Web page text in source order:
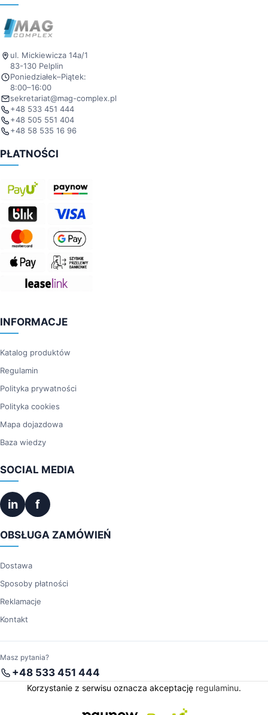
ul. Mickiewicza 14a/1
83-130 Pelplin
Poniedziałek–Piątek:
8:00–16:00
sekretariat@mag-complex.pl
+48 533 451 444
+48 505 551 404
+48 58 535 16 96
PŁATNOŚCI
INFORMACJE
Katalog produktów
Regulamin
Polityka prywatności
Polityka cookies
Mapa dojazdowa
Baza wiedzy
SOCIAL MEDIA
in f
OBSŁUGA ZAMÓWIEŃ
Dostawa
Sposoby płatności
Reklamacje
Kontakt
Masz pytania?
+48 533 451 444
Korzystanie z serwisu oznacza akceptację regulaminu.